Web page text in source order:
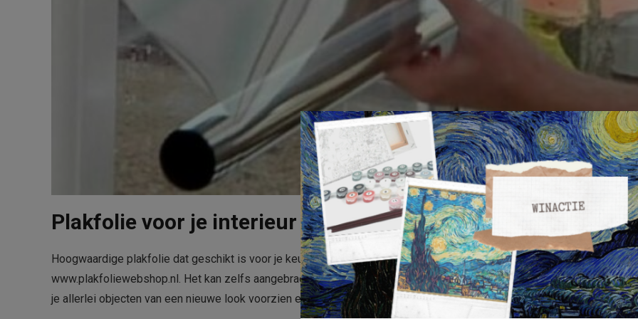
Plakfolie voor je interieur
Hoogwaardige plakfolie dat geschikt is voor je keuken, badkamermeubels, tafels en deuren. Dat is de plakfolie van
www.plakfoliewebshop.nl. Het kan zelfs aangebracht worden op tafelpoten, bureaukastjes en kluisjes. Met plakfolie
je allerlei objecten van een nieuwe look voorzien en …lees dit artikel